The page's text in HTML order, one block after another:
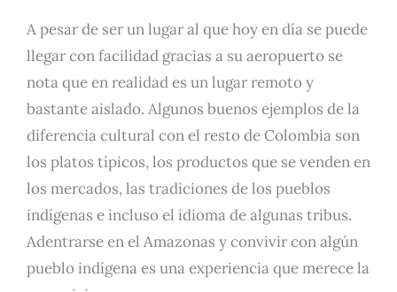
A pesar de ser un lugar al que hoy en día se puede
llegar con facilidad gracias a su aeropuerto se
nota que en realidad es un lugar remoto y
bastante aislado. Algunos buenos ejemplos de la
diferencia cultural con el resto de Colombia son
los platos típicos, los productos que se venden en
los mercados, las tradiciones de los pueblos
indígenas e incluso el idioma de algunas tribus.
Adentrarse en el Amazonas y convivir con algún
pueblo indígena es una experiencia que merece la